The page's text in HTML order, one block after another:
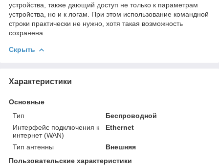
устройства, также дающий доступ не только к параметрам
устройства, но и к логам. При этом использование командной
строки практически не нужно, хотя такая возможность
сохранена.
Скрыть
Характеристики
Основные
Тип
Беспроводной
Интерфейс подключения к
интернет (WAN)
Ethernet
Тип антенны
Внешняя
Пользовательские характеристики